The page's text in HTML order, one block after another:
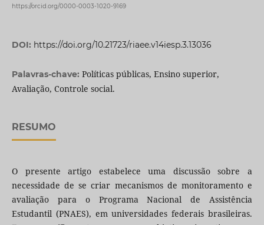
https://orcid.org/0000-0003-1020-9169
DOI: https://doi.org/10.21723/riaee.v14iesp.3.13036
Palavras-chave: Políticas públicas, Ensino superior,
Avaliação, Controle social.
RESUMO
O presente artigo estabelece uma discussão sobre a
necessidade de se criar mecanismos de monitoramento e
avaliação para o Programa Nacional de Assistência
Estudantil (PNAES), em universidades federais brasileiras.